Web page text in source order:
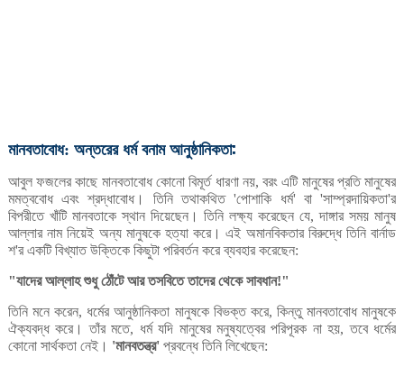
মানবতাবোধ: অন্তরেরধর্মবনামআনুষ্ঠানিকতা:
আবুল ফজলের কাছে মানবতাবোধ কোনো বিমূর্ত ধারণা নয়,বরং এটি মানুষের প্রতি মানুষের
মমত্ববোধ এবং শ্রদ্ধাবোধ। তিনি তথাকথিত'পোশাকি ধর্ম' বা'সাম্প্রদায়িকতা'র
বিপরীতে খাঁটি মানবতাকে স্থান দিয়েছেন। তিনি লক্ষ্য করেছেন যে,দাঙ্গার সময় মানুষ
আল্লার নাম নিয়েই অন্য মানুষকে হত্যা করে। এই অমানবিকতার বিরুদ্ধে তিনি বার্নাড
শ'র একটি বিখ্যাত উক্তিকে কিছুটা পরিবর্তন করে ব্যবহার করেছেন:
"যাদের আল্লাহ শুধু ঠোঁটে আর তসবিতে তাদের থেকে সাবধান!"
তিনি মনে করেন, ধর্মের আনুষ্ঠানিকতা মানুষকে বিভক্ত করে, কিন্তু মানবতাবোধ মানুষকে
ঐক্যবদ্ধ করে। তাঁর মতে, ধর্ম যদি মানুষের মনুষ্যত্বের পরিপূরক না হয়,তবে ধর্মের
কোনো সার্থকতা নেই। 'মানবতন্ত্র' প্রবন্ধে তিনি লিখেছেন: